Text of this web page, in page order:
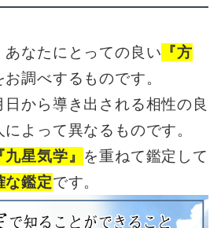
なたにとっての良い 『方
お調べするものです。
から導き出される相性の良
よって異なるものです。
『九星気学』 を重ねて鑑定して
な鑑定です。